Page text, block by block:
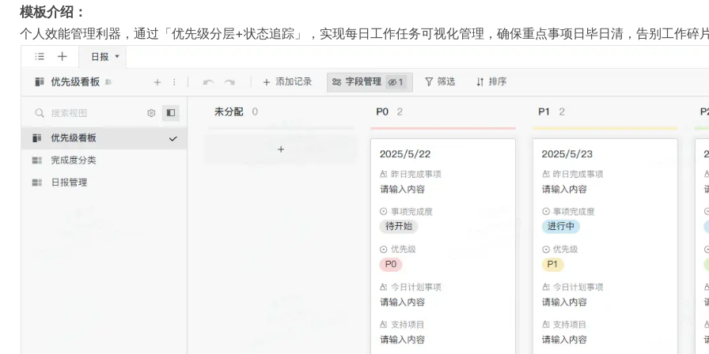
模板介绍：
个人效能管理利器，通过「优先级分层+状态追踪」，实现每日工作任务可视化管理，确保重点事项日毕日清，告别工作碎